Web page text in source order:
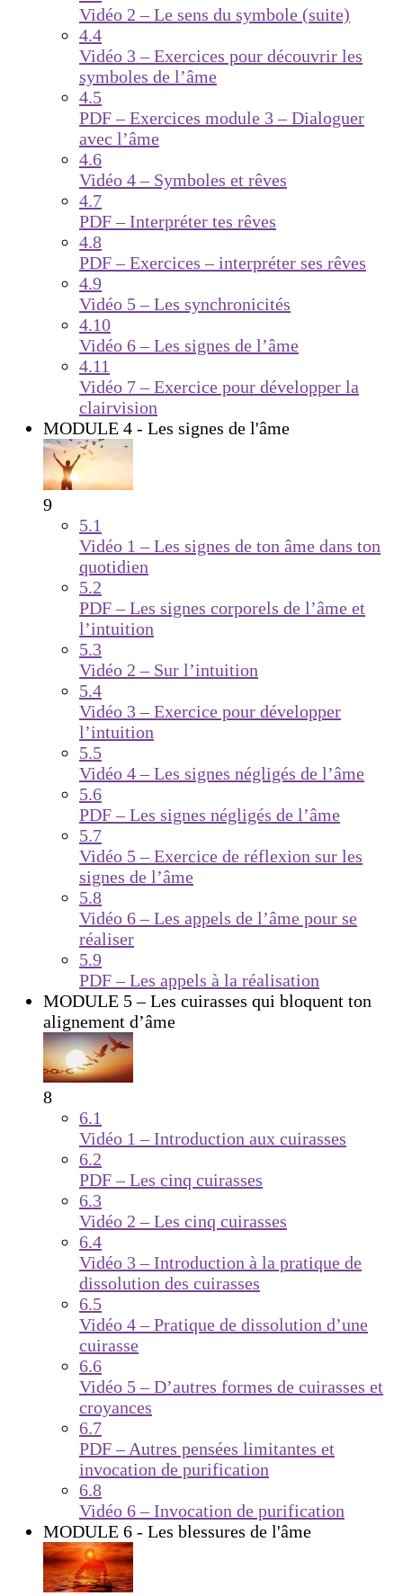
Vidéo 2 – Le sens du symbole (suite)
4.4
Vidéo 3 – Exercices pour découvrir les
symboles de l’âme
4.5
PDF – Exercices module 3 – Dialoguer
avec l’âme
4.6
Vidéo 4 – Symboles et rêves
4.7
PDF – Interpréter tes rêves
4.8
PDF – Exercices – interpréter ses rêves
4.9
Vidéo 5 – Les synchronicités
4.10
Vidéo 6 – Les signes de l’âme
4.11
Vidéo 7 – Exercice pour développer la
clairvision
MODULE 4 - Les signes de l'âme
9
5.1
Vidéo 1 – Les signes de ton âme dans ton
quotidien
5.2
PDF – Les signes corporels de l’âme et
l’intuition
5.3
Vidéo 2 – Sur l’intuition
5.4
Vidéo 3 – Exercice pour développer
l’intuition
5.5
Vidéo 4 – Les signes négligés de l’âme
5.6
PDF – Les signes négligés de l’âme
5.7
Vidéo 5 – Exercice de réflexion sur les
signes de l’âme
5.8
Vidéo 6 – Les appels de l’âme pour se
réaliser
5.9
PDF – Les appels à la réalisation
MODULE 5 – Les cuirasses qui bloquent ton
alignement d’âme
8
6.1
Vidéo 1 – Introduction aux cuirasses
6.2
PDF – Les cinq cuirasses
6.3
Vidéo 2 – Les cinq cuirasses
6.4
Vidéo 3 – Introduction à la pratique de
dissolution des cuirasses
6.5
Vidéo 4 – Pratique de dissolution d’une
cuirasse
6.6
Vidéo 5 – D’autres formes de cuirasses et
croyances
6.7
PDF – Autres pensées limitantes et
invocation de purification
6.8
Vidéo 6 – Invocation de purification
MODULE 6 - Les blessures de l'âme